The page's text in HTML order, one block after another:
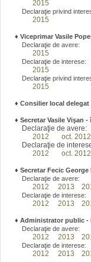
2015
Declaraţie privind
2015
♦ Viceprimar Vasile
Declaraţie de avere:
2015
Declaraţie de interese:
2015
Declaraţie privind
2015
♦ Consilier local
♦ Secretar Vasile Vişan -
Declaraţie de avere:
2012
oct. 2012
Declaraţie de
2012
oct. 2012
♦ Secretar Fecic George
Declaraţie de avere:
2012 2013
Declaraţie de interese:
2012 2013
♦ Administrator public -
Declaraţie de avere:
2012 2013
Declaraţie de interese:
2012 2013